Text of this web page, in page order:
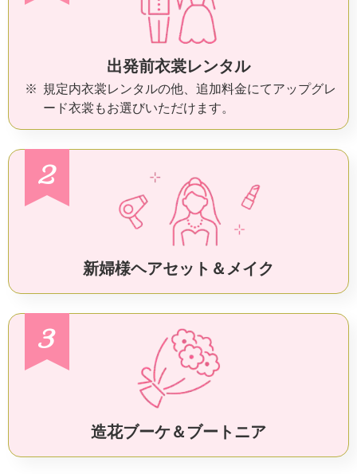
出発前衣裳レンタル
規定内衣裳レンタルの他、追加料金にてアップグレ
ード衣裳もお選びいただけます。
2
新婦様ヘアセット＆メイク
3
造花ブーケ＆ブートニア